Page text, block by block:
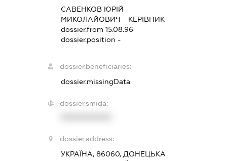
САВЕНКОВ ЮРІЙ
МИКОЛАЙОВИЧ - КЕРІВНИК -
dossier.from 15.08.96
dossier.position -
dossier.beneficiaries:
dossier.missingData
dossier.smida:
dossier.address:
УКРАЇНА, 86060, ДОНЕЦЬКА